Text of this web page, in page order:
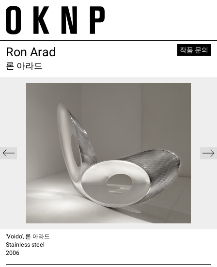
Skip
Project
Service
Space
Ron Arad
론 아라드
작품 문의
'Voido', 론 아라드
Stainless steel
2006